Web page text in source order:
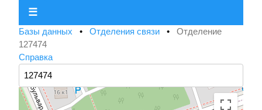
☰
Базы данных • Отделения связи • Отделение
127474
Справка